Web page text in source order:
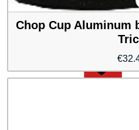
Chop Cup Aluminum
€